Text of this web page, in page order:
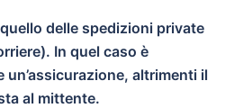
delle spedizioni private
In quel caso è
altrimenti il
al mittente.